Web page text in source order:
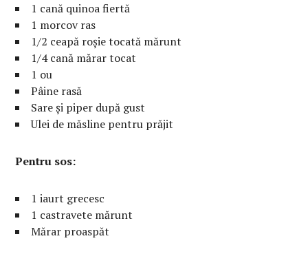
1 cană quinoa fiertă
1 morcov ras
1/2 ceapă roșie tocată mărunt
1/4 cană mărar tocat
1 ou
Pâine rasă
Sare și piper după gust
Ulei de măsline pentru prăjit
Pentru sos:
1 iaurt grecesc
1 castravete mărunt
Mărar proaspăt